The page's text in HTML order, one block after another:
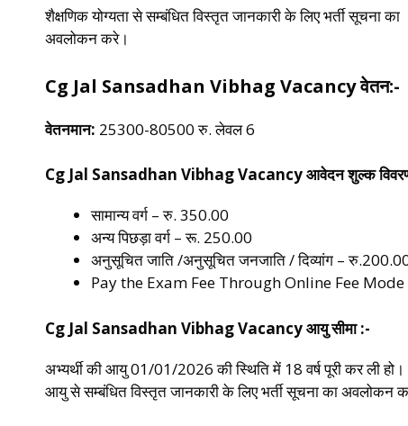
शैक्षणिक योग्यता से सम्बंधित विस्तृत जानकारी के लिए भर्ती सूचना का
अवलोकन करे।
Cg Jal Sansadhan Vibhag Vacancyवेतन:-
वेतनमान: 25300-80500 रु. लेवल 6
Cg Jal Sansadhan Vibhag Vacancyआवेदन शुल्क
सामान्य वर्ग – रु. 350.00
अन्य पिछड़ा वर्ग – रू. 250.00
अनुसूचित जाति /अनुसूचित जनजाति / दिव्यांग –
Pay the Exam Fee Through Online Fee
Cg Jal Sansadhan Vibhag Vacancyआयु सीमा :-
अभ्यर्थी की आयु 01/01/2026 की स्थिति में 18 वर्ष पूरी कर ली हो।
आयु से सम्बंधित विस्तृत जानकारी के लिए भर्ती सूचना का अवलोकन